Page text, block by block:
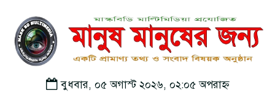
বুধবার, ০৫ অগাস্ট ২০২৬, ০২:০৫ অপরাহ্ন